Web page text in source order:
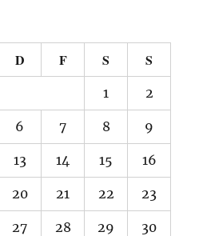
D F S S
1 2
6 7 8 9
13 14 15 16
20 21 22 23
27 28 29 30